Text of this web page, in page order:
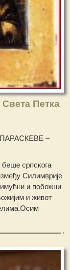
Петка
–
српскога
Силимврије
и побожни
и живот